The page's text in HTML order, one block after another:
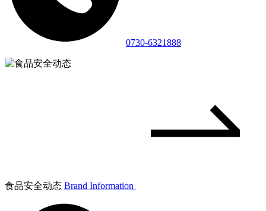
0730-6321888
食品安全动态 Brand Information